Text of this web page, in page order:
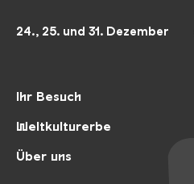
Ihr Besuch
Weltkulturerbe
Über uns
24., 25. und 31. Dezember